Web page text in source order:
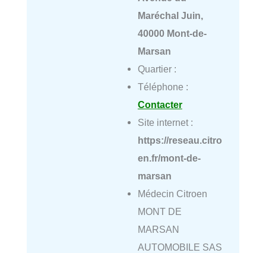
Maréchal Juin,
40000 Mont-de-
Marsan
Quartier :
Téléphone :
Contacter
Site internet :
https://reseau.citro
en.fr/mont-de-
marsan
Médecin Citroen
MONT DE
MARSAN
AUTOMOBILE SAS